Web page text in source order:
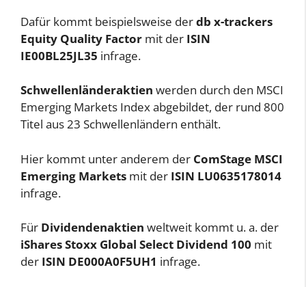
Dafür kommt beispielsweise derdb x-trackers
Equity Quality Factor mit der ISIN
IE00BL25JL35 infrage.
Schwellenländeraktien werden durch den MSCI
Emerging Markets Index abgebildet, der rund 800
Titel aus 23 Schwellenländern enthält.
Hier kommt unter anderem der ComStage MSCI
Emerging Markets mit der ISIN LU0635178014
infrage.
Für Dividendenaktien weltweit kommt u. a. der
iShares Stoxx Global Select Dividend 100 mit
der ISIN DE000A0F5UH1 infrage.